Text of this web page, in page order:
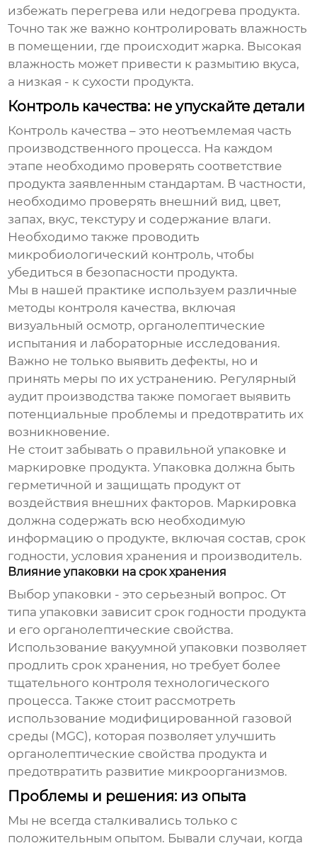
избежать перегрева или недогрева продукта.
Точно так же важно контролировать влажность
в помещении, где происходит жарка. Высокая
влажность может привести к размытию вкуса,
а низкая - к сухости продукта.
Контроль качества: не упускайте детали
Контроль качества – это неотъемлемая часть
производственного процесса. На каждом
этапе необходимо проверять соответствие
продукта заявленным стандартам. В частности,
необходимо проверять внешний вид, цвет,
запах, вкус, текстуру и содержание влаги.
Необходимо также проводить
микробиологический контроль, чтобы
убедиться в безопасности продукта.
Мы в нашей практике используем различные
методы контроля качества, включая
визуальный осмотр, органолептические
испытания и лабораторные исследования.
Важно не только выявить дефекты, но и
принять меры по их устранению. Регулярный
аудит производства также помогает выявить
потенциальные проблемы и предотвратить их
возникновение.
Не стоит забывать о правильной упаковке и
маркировке продукта. Упаковка должна быть
герметичной и защищать продукт от
воздействия внешних факторов. Маркировка
должна содержать всю необходимую
информацию о продукте, включая состав, срок
годности, условия хранения и производитель.
Влияние упаковки на срок хранения
Выбор упаковки - это серьезный вопрос. От
типа упаковки зависит срок годности продукта
и его органолептические свойства.
Использование вакуумной упаковки позволяет
продлить срок хранения, но требует более
тщательного контроля технологического
процесса. Также стоит рассмотреть
использование модифицированной газовой
среды (MGC), которая позволяет улучшить
органолептические свойства продукта и
предотвратить развитие микроорганизмов.
Проблемы и решения: из опыта
Мы не всегда сталкивались только с
положительным опытом. Бывали случаи, когда